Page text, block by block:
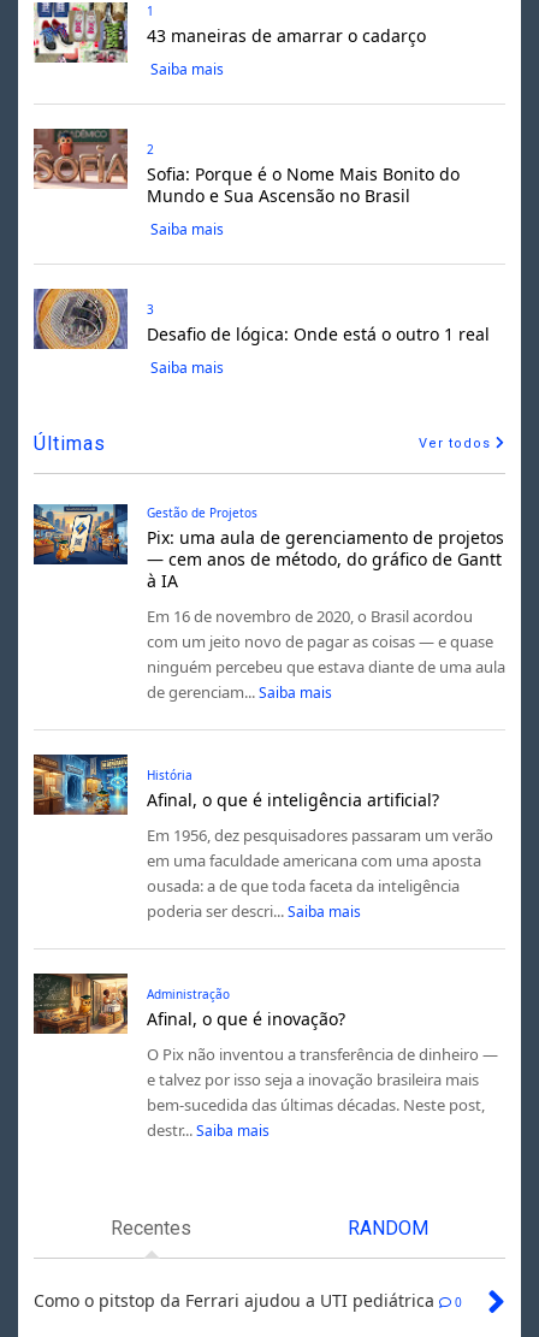
1
43 maneiras de amarrar o cadarço
Saiba mais
2
Sofia: Porque é o Nome Mais Bonito do
Mundo e Sua Ascensão no Brasil
Saiba mais
3
Desafio de lógica: Onde está o outro 1 real
Saiba mais
Últimas Ver todos
Gestão de Projetos
Pix: uma aula de gerenciamento de projetos
— cem anos de método, do gráfico de Gantt
à IA
Em 16 de novembro de 2020, o Brasil acordou
com um jeito novo de pagar as coisas — e quase
ninguém percebeu que estava diante de uma aula
de gerenciam... Saiba mais
História
Afinal, o que é inteligência artificial?
Em 1956, dez pesquisadores passaram um verão
em uma faculdade americana com uma aposta
ousada: a de que toda faceta da inteligência
poderia ser descri... Saiba mais
Administração
Afinal, o que é inovação?
O Pix não inventou a transferência de dinheiro —
e talvez por isso seja a inovação brasileira mais
bem-sucedida das últimas décadas. Neste post,
destr... Saiba mais
Recentes RANDOM
Como o pitstop da Ferrari ajudou a UTI pediátrica 0